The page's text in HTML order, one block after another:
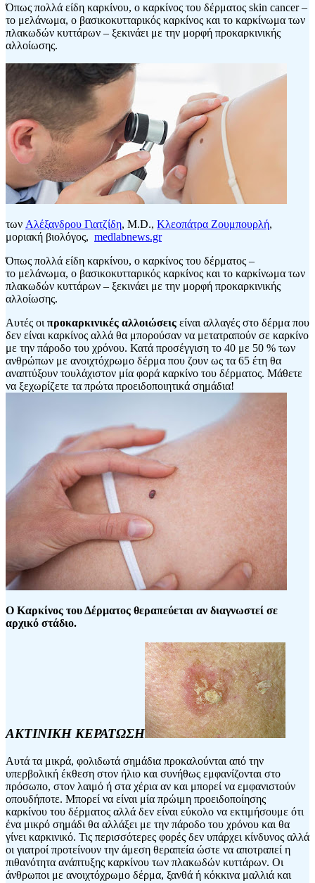
Όπως πολλά είδη καρκίνου, ο καρκίνος του δέρματος skin cancer –
το μελάνωμα, ο βασικοκυτταρικός καρκίνος και το καρκίνωμα των
πλακωδών κυττάρων – ξεκινάει με την μορφή προκαρκινικής
αλλοίωσης.
των Aλέξανδρου Γιατζίδη, Μ.D., Κλεοπάτρα Ζουμπουρλή,
μοριακή βιολόγος, medlabnews.gr
Όπως πολλά είδη καρκίνου, ο καρκίνος του δέρματος –
το μελάνωμα, ο βασικοκυτταρικός καρκίνος και το καρκίνωμα των
πλακωδών κυττάρων – ξεκινάει με την μορφή προκαρκινικής
αλλοίωσης.
Αυτές οι προκαρκινικές αλλοιώσεις είναι αλλαγές στο δέρμα που
δεν είναι καρκίνος αλλά θα μπορούσαν να μετατραπούν σε καρκίνο
με την πάροδο του χρόνου. Κατά προσέγγιση το 40 με 50 % των
ανθρώπων με ανοιχτόχρωμο δέρμα που ζουν ως τα 65 έτη θα
αναπτύξουν τουλάχιστον μία φορά καρκίνο του δέρματος. Μάθετε
να ξεχωρίζετε τα πρώτα προειδοποιητικά σημάδια!
Ο Καρκίνος του Δέρματος θεραπεύεται αν διαγνωστεί σε
αρχικό στάδιο.
ΑΚΤΙΝΙΚΗ ΚΕΡΑΤΩΣΗ
Αυτά τα μικρά, φολιδωτά σημάδια προκαλούνται από την
υπερβολική έκθεση στον ήλιο και συνήθως εμφανίζονται στο
πρόσωπο, στον λαιμό ή στα χέρια αν και μπορεί να εμφανιστούν
οπουδήποτε. Μπορεί να είναι μία πρώιμη προειδοποίησης
καρκίνου του δέρματος αλλά δεν είναι εύκολο να εκτιμήσουμε ότι
ένα μικρό σημάδι θα αλλάξει με την πάροδο του χρόνου και θα
γίνει καρκινικό. Τις περισσότερες φορές δεν υπάρχει κίνδυνος αλλά
οι γιατροί προτείνουν την άμεση θεραπεία ώστε να αποτραπεί η
πιθανότητα ανάπτυξης καρκίνου των πλακωδών κυττάρων. Οι
άνθρωποι με ανοιχτόχρωμο δέρμα, ξανθά ή κόκκινα μαλλιά και